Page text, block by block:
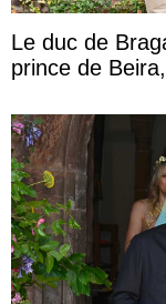
Le duc de
prince de